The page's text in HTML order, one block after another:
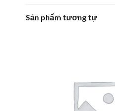
Sản phẩm tương tự